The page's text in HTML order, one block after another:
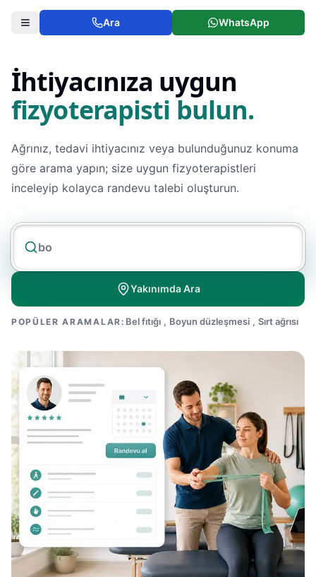
Ara WhatsApp
İhtiyacınıza uygun
fizyoterapisti bulun.
Ağrınız, tedavi ihtiyacınız veya bulunduğunuz konuma
göre arama yapın; size uygun fizyoterapistleri
inceleyip kolayca randevu talebi oluşturun.
Yakınımda Ara
POPÜLER ARAMALAR: Bel fıtığı , Boyun düzleşmesi , Sırt ağrısı